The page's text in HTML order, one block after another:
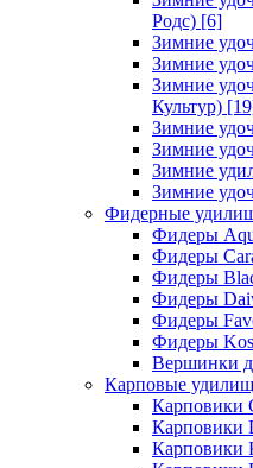
Родс) [6]
Зимние
Зимние
Зимние
Культур)
Зимние
Зимние
Зимние
Зимние
Фидерные
Фидеры
Фидеры
Фидеры
Фидеры
Фидеры
Фидеры
Вершинки
Карповые
Карповики
Карповики
Карповики